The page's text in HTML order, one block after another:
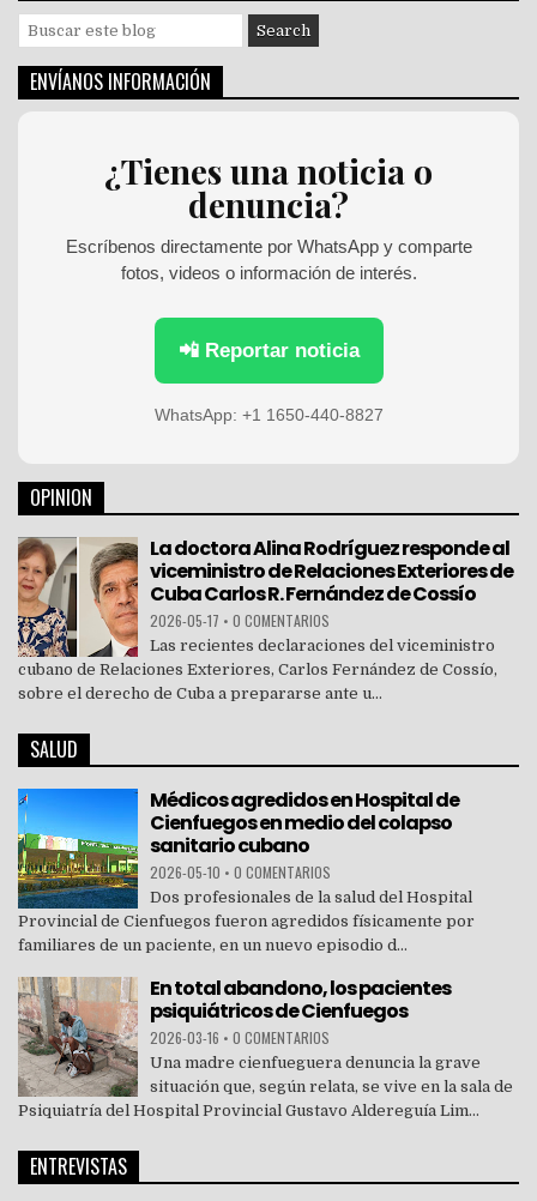
e
a
r
ENVÍANOS INFORMACIÓN
¿Tienes una noticia o
denuncia?
Escríbenos directamente por WhatsApp y comparte
fotos, videos o información de interés.
📲 Reportar noticia
WhatsApp: +1 1650-440-8827
OPINION
La doctora Alina Rodríguez responde al
viceministro de Relaciones Exteriores de
Cuba Carlos R. Fernández de Cossío
2026-05-17 • 0 COMENTARIOS
Las recientes declaraciones del viceministro
cubano de Relaciones Exteriores, Carlos Fernández de Cossío,
sobre el derecho de Cuba a prepararse ante u...
SALUD
Médicos agredidos en Hospital de
Cienfuegos en medio del colapso
sanitario cubano
2026-05-10 • 0 COMENTARIOS
Dos profesionales de la salud del Hospital
Provincial de Cienfuegos fueron agredidos físicamente por
familiares de un paciente, en un nuevo episodio d...
En total abandono, los pacientes
psiquiátricos de Cienfuegos
2026-03-16 • 0 COMENTARIOS
Una madre cienfueguera denuncia la grave
situación que, según relata, se vive en la sala de
Psiquiatría del Hospital Provincial Gustavo Aldereguía Lim...
ENTREVISTAS